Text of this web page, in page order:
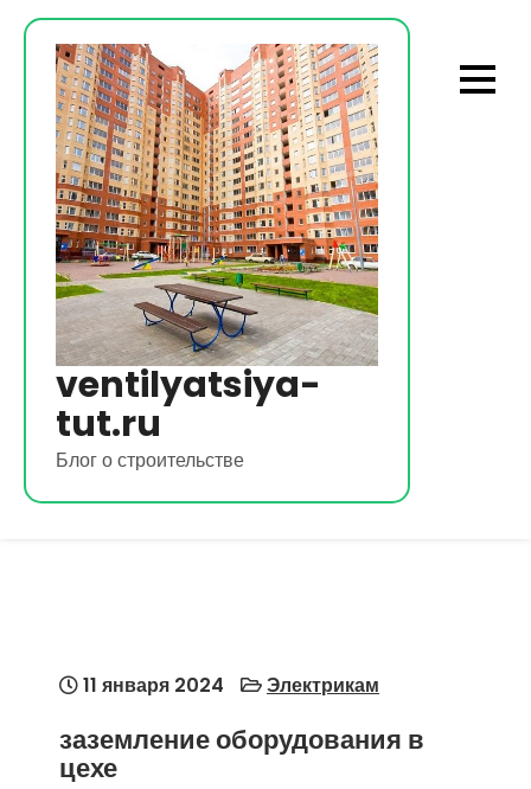
Перейти
содержимому
ventilyatsiya-
tut.ru
Блог о строительстве
11 января 2024 Электрикам
заземление оборудования в
цехе